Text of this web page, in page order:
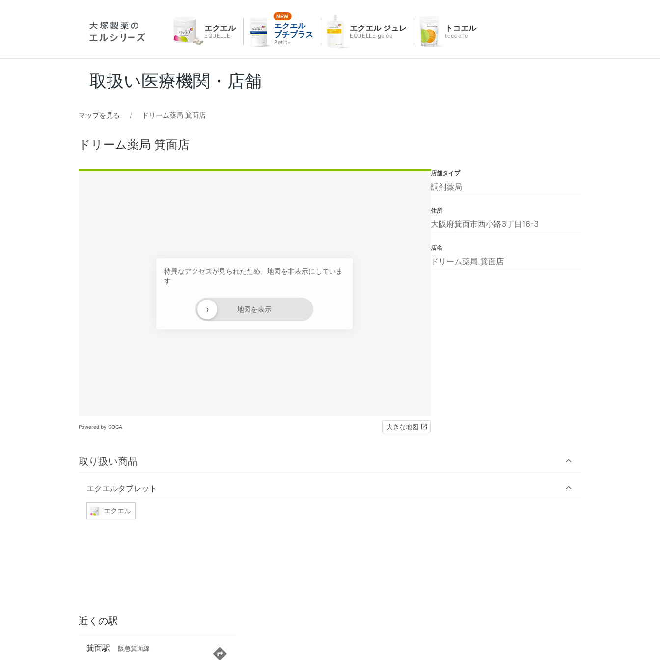
エクエル
EQUELLE
エクエル
プチプラス
Petit+
エクエル ジュレ
EQUELLE gelée
トコエル
tocoelle
取扱い医療機関・店舗
マップを見る ドリーム薬局 箕面店
ドリーム薬局 箕面店
特異なアクセスが見られたため、地図を非表示にしていま
す
地図を表示
›
Powered by GOGA 大きな地図
取り扱い商品
エクエルタブレット
エクエル
店舗タイプ
調剤薬局
住所
大阪府箕面市西小路3丁目16-3
店名
ドリーム薬局 箕面店
近くの駅
箕面駅 阪急箕面線